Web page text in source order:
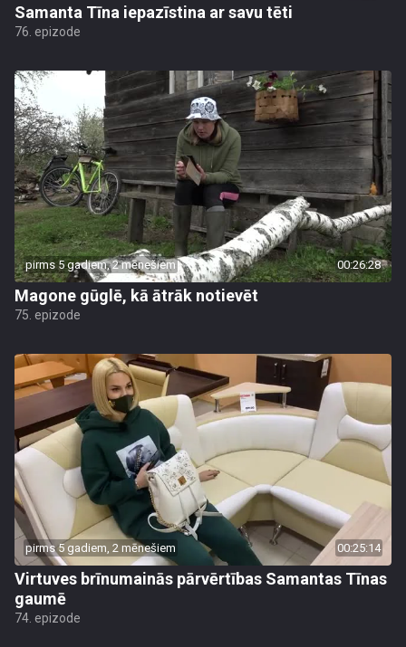
Samanta Tīna iepazīstina ar savu tēti
76. epizode
pirms 5 gadiem, 2 mēnešiem 00:26:28
Magone gūglē, kā ātrāk notievēt
75. epizode
pirms 5 gadiem, 2 mēnešiem 00:25:14
Virtuves brīnumainās pārvērtības Samantas Tīnas
gaumē
74. epizode